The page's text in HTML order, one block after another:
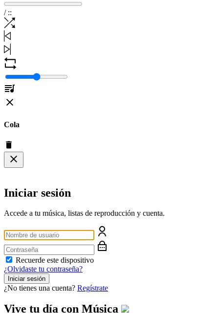
/ ::
Cola
Iniciar sesión
Accede a tu música, listas de reproducción y cuenta.
Recuerde este dispositivo
¿Olvidaste tu contraseña?
Iniciar sesión
¿No tienes una cuenta? Regístrate
Vive tu día con Música